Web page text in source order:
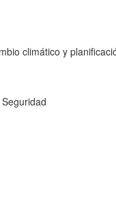
climático y